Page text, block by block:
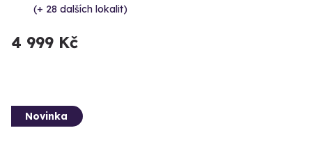
(+ 28 dalších lokalit)
4 999 Kč
Novinka